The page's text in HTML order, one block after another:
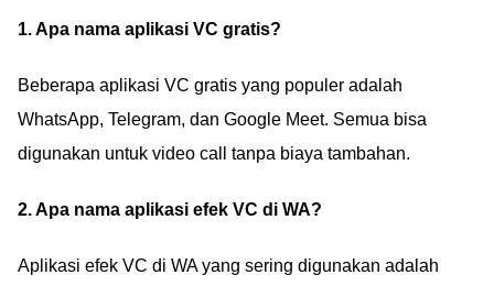
1. Apa nama aplikasi VC gratis?
Beberapa aplikasi VC gratis yang populer adalah
WhatsApp, Telegram, dan Google Meet. Semua bisa
digunakan untuk video call tanpa biaya tambahan.
2. Apa nama aplikasi efek VC di WA?
Aplikasi efek VC di WA yang sering digunakan adalah